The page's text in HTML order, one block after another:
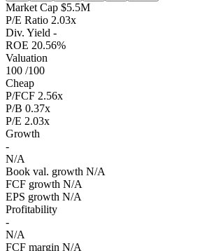
Market Cap $5.5M
P/E Ratio 2.03x
Div. Yield -
ROE 20.56%
Valuation
100 /100
Cheap
P/FCF 2.56x
P/B 0.37x
P/E 2.03x
Growth
-
N/A
Book val. growth N/A
FCF growth N/A
EPS growth N/A
Profitability
-
N/A
FCF margin N/A